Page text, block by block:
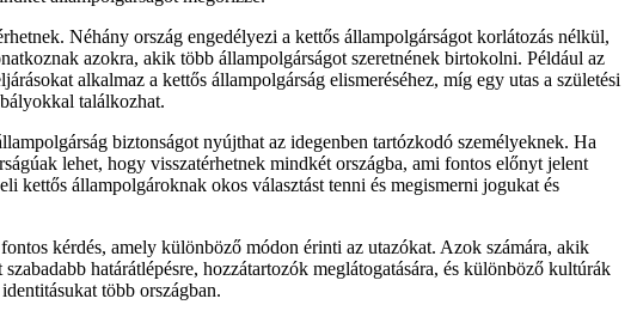
Néhány ország engedélyezi a kettős állampolgárságot korlátozás nélkül,
azokra, akik több állampolgárságot szeretnének birtokolni. Például az
alkalmaz a kettős állampolgárság elismeréséhez, míg egy utas a születési
találkozhat.
biztonságot nyújthat az idegenben tartózkodó személyeknek. Ha
lehet, hogy visszatérhetnek mindkét országba, ami fontos előnyt jelent
kettős állampolgároknak okos választást tenni és megismerni jogukat és
kérdés, amely különböző módon érinti az utazókat. Azok számára, akik
határátlépésre, hozzátartozók meglátogatására, és különböző kultúrák
több országban.